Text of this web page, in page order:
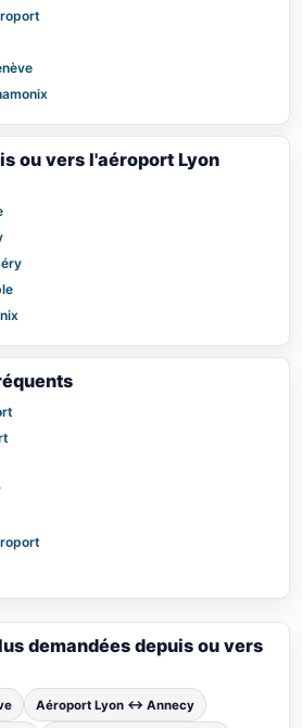
ou vers l'aéroport Lyon
demandées depuis ou vers
Aéroport Lyon ↔ Annecy